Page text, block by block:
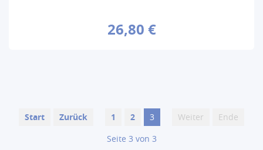
26,80 €
Start Zurück 1 2 3 Weiter
Ende
Seite 3 von 3